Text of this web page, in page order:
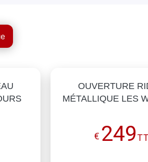
OUVERTURE
MÉTALLIQUE LES
€ 249